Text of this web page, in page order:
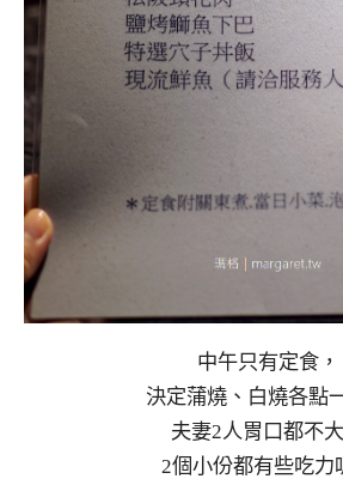
中午只有定食，
決定蒲燒、白燒各點
夫妻2人胃口都不大
2個小份都有些吃力